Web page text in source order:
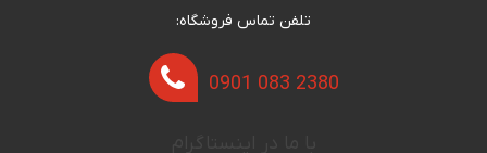
تلفن تماس فروشگاه:
0901 083 2380